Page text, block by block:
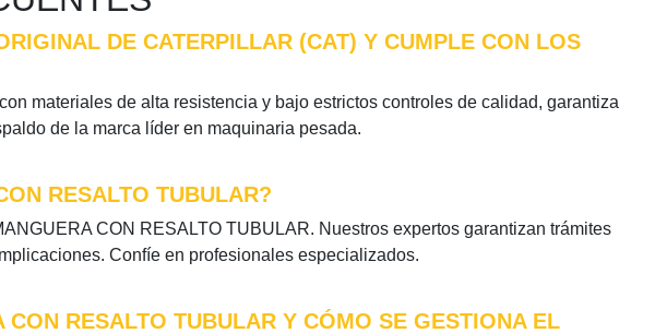
DE CATERPILLAR (CAT) Y CUMPLE CON LOS
materiales de alta resistencia y bajo estrictos controles de calidad, garantiza
de la marca líder en maquinaria pesada.
RESALTO TUBULAR?
CON RESALTO TUBULAR. Nuestros expertos garantizan trámites
Confíe en profesionales especializados.
RESALTO TUBULAR Y CÓMO SE GESTIONA EL